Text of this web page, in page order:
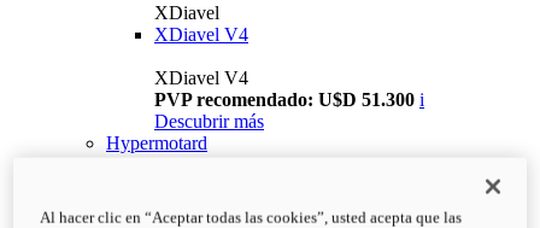
XDiavel
XDiavel V4
XDiavel V4
PVP recomendado: U$D 51.300 i
Descubrir más
Hypermotard
Al hacer clic en “Aceptar todas las cookies”, usted acepta que las